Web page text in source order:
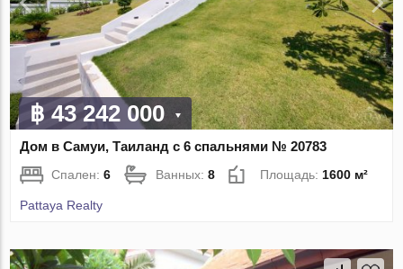
฿ 43 242 000
Дом в Самуи, Таиланд с 6 спальнями № 20783
Спален:6 Ванных:8 Площадь: 1600 м²
Pattaya Realty